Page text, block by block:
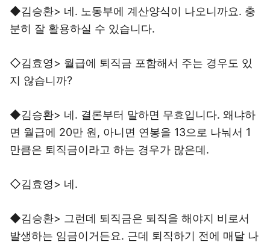
◆김승환> 네. 노동부에 계산양식이 나오니까요. 충
분히 잘 활용하실 수 있습니다.
◇김효영> 월급에 퇴직금 포함해서 주는 경우도 있
지 않습니까?
◆김승환> 네. 결론부터 말하면 무효입니다. 왜냐하
면 월급에 20만 원, 아니면 연봉을 13으로 나눠서 1
만큼은 퇴직금이라고 하는 경우가 많은데.
◇김효영> 네.
◆김승환> 그런데 퇴직금은 퇴직을 해야지 비로서
발생하는 임금이거든요. 근데 퇴직하기 전에 매달 나